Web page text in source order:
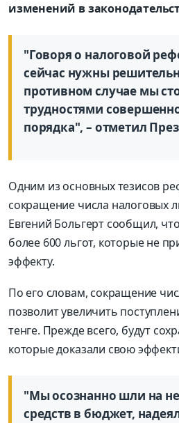
изменений в
"Говоря о налоговой
сейчас нужны
противном случае мы
трудностями
порядка", – отметил
Одним из основных тезисов
сокращение числа налоговых
Евгений Больгерт сообщил,
более 600 льгот, которые не
эффекту.
По его словам, сокращение
позволит увеличить
тенге. Прежде всего, будут
которые доказали свою
"Мы осознанно шли на
средств в бюджет,